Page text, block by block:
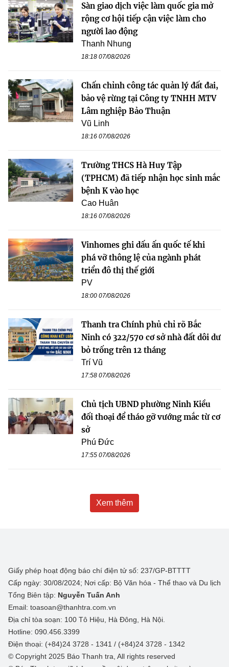
Sàn giao dịch việc làm quốc gia mở
rộng cơ hội tiếp cận việc làm cho
người lao động
Thanh Nhung
18:18 07/08/2026
Chấn chỉnh công tác quản lý đất đai,
bảo vệ rừng tại Công ty TNHH MTV
Lâm nghiệp Bảo Thuận
Vũ Linh
18:16 07/08/2026
Trường THCS Hà Huy Tập
(TPHCM) đã tiếp nhận học sinh mắc
bệnh K vào học
Cao Huân
18:16 07/08/2026
Vinhomes ghi dấu ấn quốc tế khi
phá vỡ thông lệ của ngành phát
triển đô thị thế giới
PV
18:00 07/08/2026
Thanh tra Chính phủ chỉ rõ Bắc
Ninh có 322/570 cơ sở nhà đất dôi dư
bỏ trống trên 12 tháng
Trí Vũ
17:58 07/08/2026
Chủ tịch UBND phường Ninh Kiều
đối thoại để tháo gỡ vướng mắc từ cơ
sở
Phú Đức
17:55 07/08/2026
Xem thêm
Giấy phép hoạt động báo chí điện tử số: 237/GP-BTTTT
Cấp ngày: 30/08/2024; Nơi cấp: Bộ Văn hóa - Thể thao và Du lịch
Tổng Biên tập: Nguyễn Tuấn Anh
Email: toasoan@thanhtra.com.vn
Địa chỉ tòa soạn: 100 Tô Hiệu, Hà Đông, Hà Nội.
Hotline: 090.456.3399
Điện thoại: (+84)24 3728 - 1341 / (+84)24 3728 - 1342
© Copyright 2025 Báo Thanh tra, All rights reserved